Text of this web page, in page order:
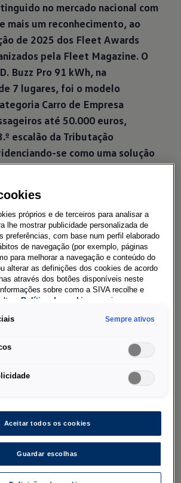
no mercado nacional com
mais um reconhecimento, ao
de 2025 dos Fleet Awards
pela Fleet Magazine. O
Buzz Pro 91 kWh, na
7 lugares, foi o modelo
Carro de Empresa
até 50.000 euros,
escalão da Tributação
se como uma solução
com as necessidades
a crescente relevância do ID.
da mobilidade elétrica
profissional. Desenvolvido
100% elétrica, o modelo
distintivo com elevados
apresentando-se como uma
operacional,
e eficiência.
por gestores de frota e
de empresas de referência
que analisam ao longo de
propostas a concurso. A
próprios e de terceiros para analisar a
lhe mostrar publicidade personalizada de
preferências, com base num perfil elaborado
de navegação (por exemplo, páginas
para melhorar a navegação e conteúdo do
alterar as definições dos cookies de acordo
através dos botões disponíveis neste
sobre como a SIVA recolhe e
aPolítica de cookies em vigor.
Sempre ativos
Aceitar todos os cookies
Guardar escolhas